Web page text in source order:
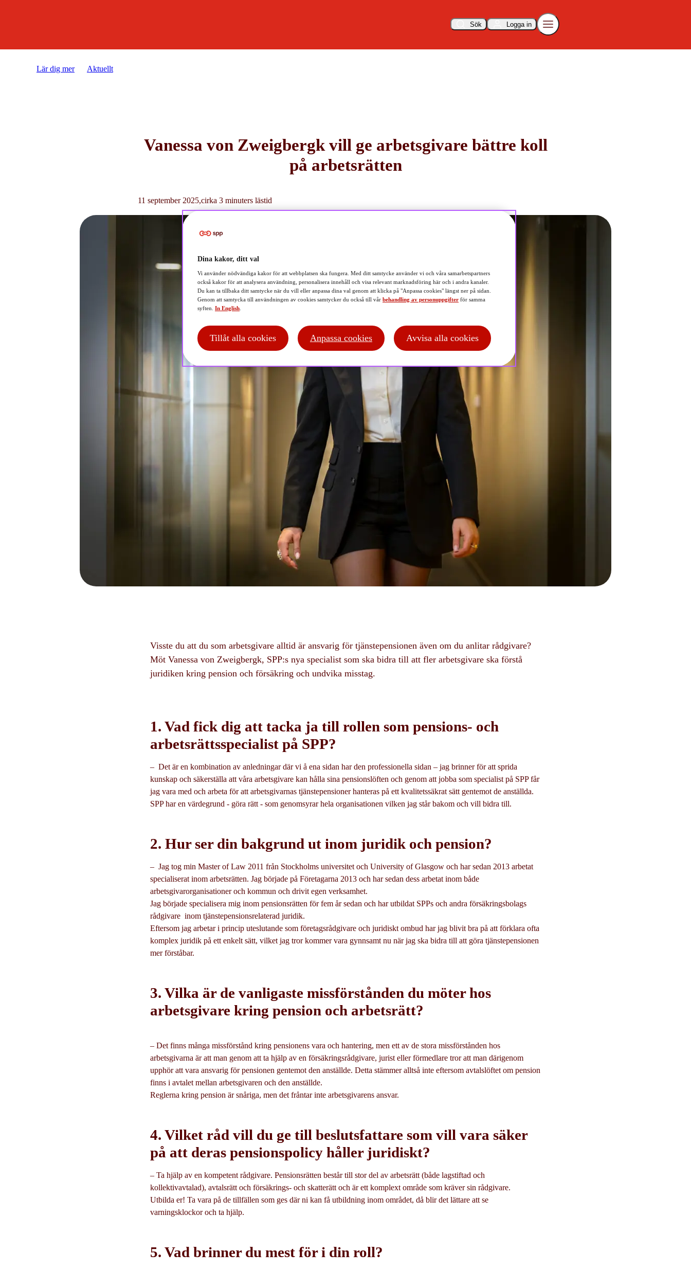
Sök Logga in
Lär dig mer Aktuellt
Vanessa von Zweigbergk vill ge arbetsgivare bättre koll
på arbetsrätten
11 september 2025 cirka 3 minuters lästid
Visste du att du som arbetsgivare alltid är ansvarig för tjänstepensionen även om du anlitar rådgivare?
Möt Vanessa von Zweigbergk, SPP:s nya specialist som ska bidra till att fler arbetsgivare ska förstå
juridiken kring pension och försäkring och undvika misstag.
1. Vad fick dig att tacka ja till rollen som pensions- och
arbetsrättsspecialist på SPP?
– Det är en kombination av anledningar där vi å ena sidan har den professionella sidan – jag brinner för att sprida
kunskap och säkerställa att våra arbetsgivare kan hålla sina pensionslöften och genom att jobba som specialist på SPP får
jag vara med och arbeta för att arbetsgivarnas tjänstepensioner hanteras på ett kvalitetssäkrat sätt gentemot de anställda.
SPP har en värdegrund - göra rätt - som genomsyrar hela organisationen vilken jag står bakom och vill bidra till.
2. Hur ser din bakgrund ut inom juridik och pension?
– Jag tog min Master of Law 2011 från Stockholms universitet och University of Glasgow och har sedan 2013 arbetat
specialiserat inom arbetsrätten. Jag började på Företagarna 2013 och har sedan dess arbetat inom både
arbetsgivarorganisationer och kommun och drivit egen verksamhet.
Jag började specialisera mig inom pensionsrätten för fem år sedan och har utbildat SPPs och andra försäkringsbolags
rådgivare inom tjänstepensionsrelaterad juridik.
Eftersom jag arbetar i princip uteslutande som företagsrådgivare och juridiskt ombud har jag blivit bra på att förklara ofta
komplex juridik på ett enkelt sätt, vilket jag tror kommer vara gynnsamt nu när jag ska bidra till att göra tjänstepensionen
mer förståbar.
3. Vilka är de vanligaste missförstånden du möter hos
arbetsgivare kring pension och arbetsrätt?
– Det finns många missförstånd kring pensionens vara och hantering, men ett av de stora missförstånden hos
arbetsgivarna är att man genom att ta hjälp av en försäkringsrådgivare, jurist eller förmedlare tror att man därigenom
upphör att vara ansvarig för pensionen gentemot den anställde. Detta stämmer alltså inte eftersom avtalslöftet om pension
finns i avtalet mellan arbetsgivaren och den anställde.
Reglerna kring pension är snåriga, men det fråntar inte arbetsgivarens ansvar.
4. Vilket råd vill du ge till beslutsfattare som vill vara säker
på att deras pensionspolicy håller juridiskt?
– Ta hjälp av en kompetent rådgivare. Pensionsrätten består till stor del av arbetsrätt (både lagstiftad och
kollektivavtalad), avtalsrätt och försäkrings- och skatterätt och är ett komplext område som kräver sin rådgivare.
Utbilda er! Ta vara på de tillfällen som ges där ni kan få utbildning inom området, då blir det lättare att se
varningsklockor och ta hjälp.
5. Vad brinner du mest för i din roll?
Dina kakor, ditt val
Vi använder nödvändiga kakor för att webbplatsen ska fungera. Med ditt samtycke använder vi och våra samarbetspartners
också kakor för att analysera användning, personalisera innehåll och visa relevant marknadsföring här och i andra kanaler.
Du kan ta tillbaka ditt samtycke när du vill eller anpassa dina val genom att klicka på "Anpassa cookies" längst ner på sidan.
Genom att samtycka till användningen av cookies samtycker du också till vår behandling av personuppgifter för samma
syften. In English
Anpassa cookies Avvisa alla cookies
Tillåt alla cookies